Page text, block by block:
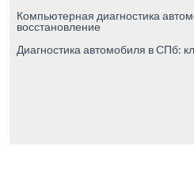
Компьютерная диагностика
восстановление
Диагностика автомобиля в СПб: